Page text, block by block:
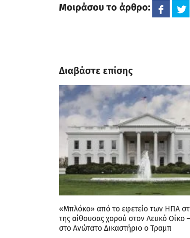
Μοιράσου το άρθρο:
Διαβάστε επίσης
«Μπλόκο» από το εφετείο των ΗΠΑ
της αίθουσας χορού στον Λευκό Οίκο
στο Ανώτατο Δικαστήριο ο Τραμπ